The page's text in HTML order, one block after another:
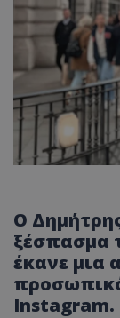
Ο
ξέσπασμα
έκανε μια
Instagram.